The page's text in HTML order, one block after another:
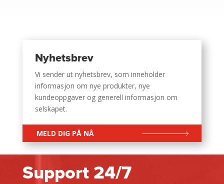
Nyhetsbrev
Vi sender ut nyhetsbrev, som inneholder
informasjon om nye produkter, nye
kundeoppgaver og generell informasjon om
selskapet.
MELD DIG PÅ NÅ
Support 24/7